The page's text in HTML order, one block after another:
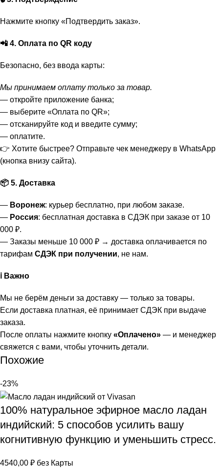
Нажмите кнопку «Подтвердить заказ».
📲 4. Оплата по QR коду
Безопасно, без ввода карты:
Мы принимаем оплату только за товар.
— откройте приложение банка;
— выберите «Оплата по QR»;
— отсканируйте код и введите сумму;
— оплатите.
👉 Хотите быстрее? Отправьте чек менеджеру в WhatsApp
(кнопка внизу сайта).
📦 5. Доставка
— Воронеж: курьер бесплатно, при любом заказе.
— Россия: бесплатная доставка в СДЭК при заказе от 10
000 ₽.
— Заказы меньше 10 000 ₽ → доставка оплачивается по
тарифам СДЭК при получении, не нам.
ℹ️ Важно
Мы не берём деньги за доставку — только за товары.
Если доставка платная, её принимает СДЭК при выдаче
заказа.
После оплаты нажмите кнопку «Оплачено» — и менеджер
свяжется с вами, чтобы уточнить детали.
Похожие
-23%
100% натуральное эфирное масло ладан
индийский: 5 способов усилить вашу
когнитивную функцию и уменьшить стресс.
4540,00 ₽ без Карты